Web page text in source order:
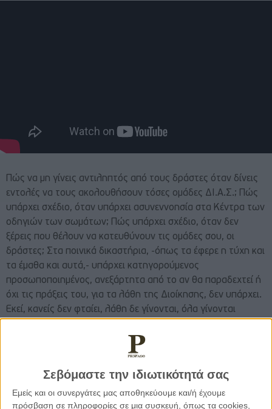
Σεβόμαστε την ιδιωτικότητά σας
Εμείς και οι συνεργάτες μας αποθηκεύουμε και/ή έχουμε
πρόσβαση σε πληροφορίες σε μια συσκευή, όπως τα cookies,
Πώς να μη γίνεις αντιληπτός από τους δράστες όταν δίνεις
εντολές να τους ακολουθήσουν τόσες ομάδες ΔΙ.Α.Σ.; Πώς
υπάρχει σχέδιο, όταν υπάρχει ασυνεννοησία στα Κέντρα των
οδηγιών των σωμάτων; Πώς υπάρχει σχέδιο, όταν δεν
ξέρεις που θέλουν να κατευθύνουν τις ομάδες σου, οι
δράστες; Στα ποινικά δικαστήρια, -όπως τα έφερε η τύχη και
τα έμαθα και αυτά,- υπάρχει κατηγορούμενος
προσωποποιημένος, ανεξάρτητα από το αν θα παραδεχτεί ή
όχι τις πράξεις του, για τα λάθη της Διοίκησης, δεν υπάρχει.
Εκεί, κανείς δεν φταίει, λάθη δε γίνονται, όλα γίνονται
παιδιά μας στο θάνατο. Ας μη διάλεγαν να γίνουν
αστυνομικοί, το ήξεραν ότι το επάγγελμα αυτό είναι
επικίνδυνο, υποστηρίζουν κάποιοι. Ναι, τα παιδιά μας, το
γνώριζαν ότι το να υπηρετείς τη Στολή του Αστυνομικού,
έχει κινδύνους, εκείνο όμως που δε γνώριζαν είναι ότι ένας